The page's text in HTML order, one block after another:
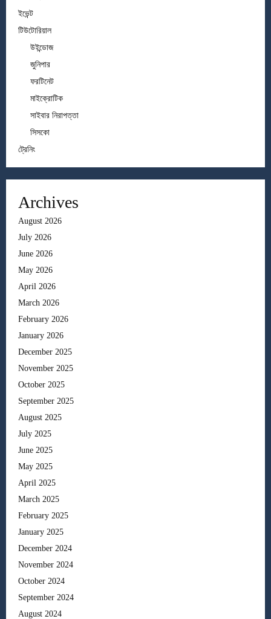
ইভেন্ট
টিউটোরিয়াল
উইন্ডোজ
জুনিপার
ফরটিনেট
মাইক্রোটিক
সাইবার নিরাপত্তা
সিসকো
ট্রেনিং
Archives
August 2026
July 2026
June 2026
May 2026
April 2026
March 2026
February 2026
January 2026
December 2025
November 2025
October 2025
September 2025
August 2025
July 2025
June 2025
May 2025
April 2025
March 2025
February 2025
January 2025
December 2024
November 2024
October 2024
September 2024
August 2024